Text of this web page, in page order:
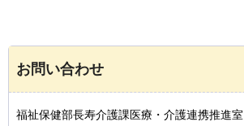
お問い合わせ
福祉保健部長寿介護課医療・介護連携推